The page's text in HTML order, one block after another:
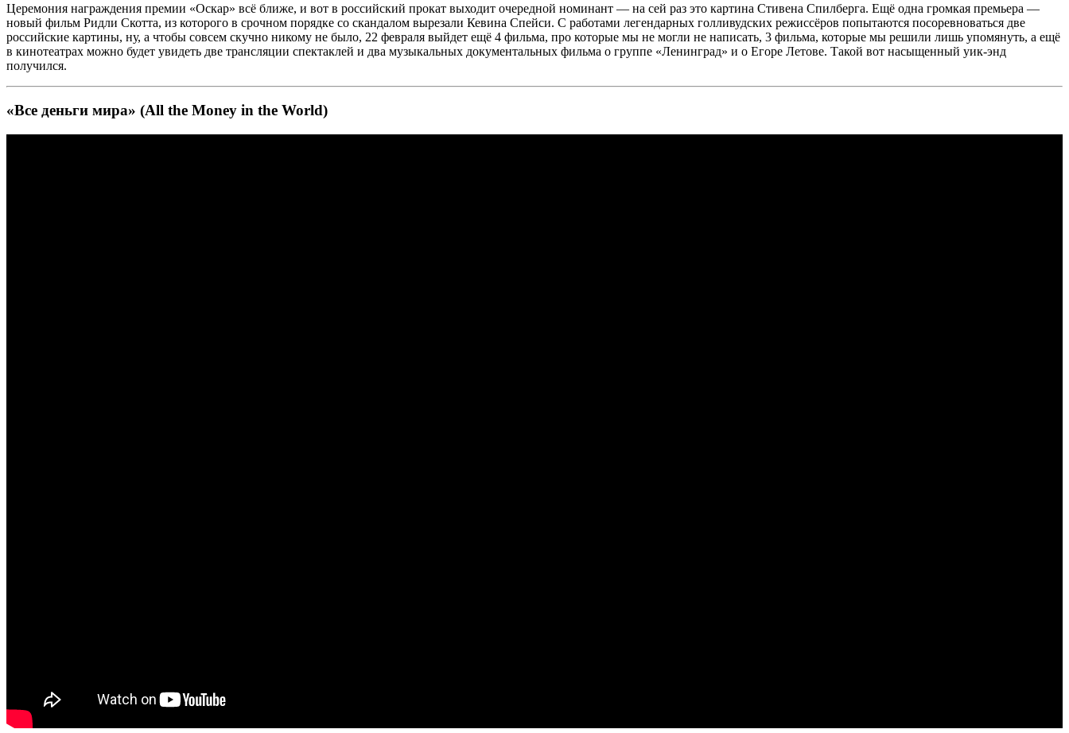
Церемония награждения премии «Оскар» всё ближе, и вот в российский прокат выходит очередной номинант — на сей раз это картина Стивена Спилберга. Ещё одна громкая премьера —
новый фильм Ридли Скотта, из которого в срочном порядке со скандалом вырезали Кевина Спейси. С работами легендарных голливудских режиссёров попытаются посоревноваться две
российские картины, ну, а чтобы совсем скучно никому не было, 22 февраля выйдет ещё 4 фильма, про которые мы не могли не написать, 3 фильма, которые мы решили лишь упомянуть, а ещё
в кинотеатрах можно будет увидеть две трансляции спектаклей и два музыкальных документальных фильма о группе «Ленинград» и о Егоре Летове. Такой вот насыщенный уик-энд
получился.
«Все деньги мира» (All the Money in the World)